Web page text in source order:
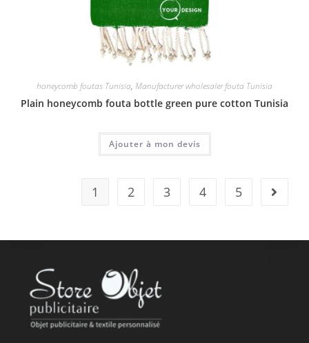
honeycomb foutas Tunisia, Manufacturer wholesaler fouta Tunisia
Plain honeycomb fouta bottle green pure cotton Tunisia
Ajouter à mon devis
1 2 3 4 5